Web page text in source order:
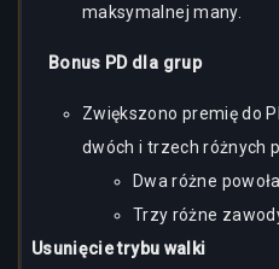
maksymalnej many.
Bonus PD dla grup
Zwiększono premię do
dwóch i trzech różnych
Dwa różne
Trzy różne
Usunięcie trybu walki